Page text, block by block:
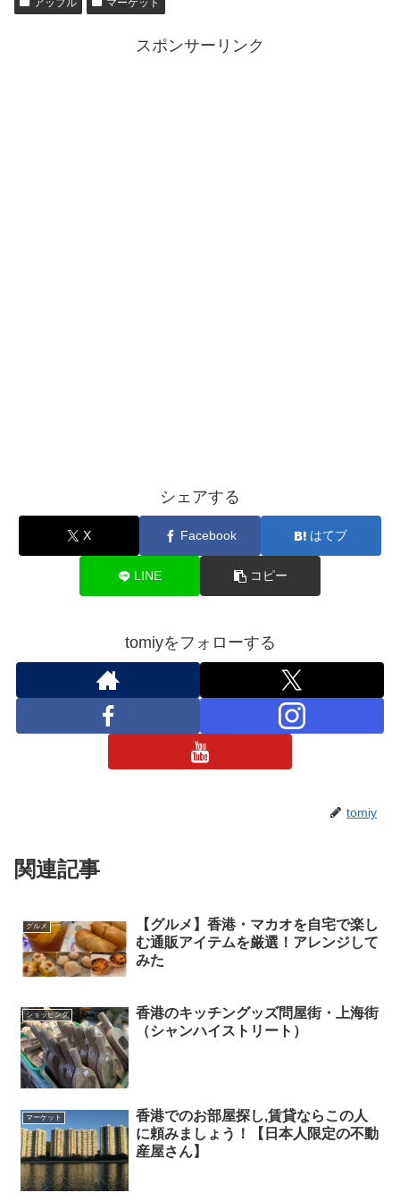
アップル マーケット
スポンサーリンク
シェアする
X Facebook はてブ
LINE コピー
tomiyをフォローする
tomiy
関連記事
グルメ
【グルメ】香港・マカオを自宅で楽し
む通販アイテムを厳選！アレンジして
みた
ショッピング
香港のキッチングッズ問屋街・上海街
（シャンハイストリート）
マーケット
香港でのお部屋探し,賃貸ならこの人
に頼みましょう！【日本人限定の不動
産屋さん】